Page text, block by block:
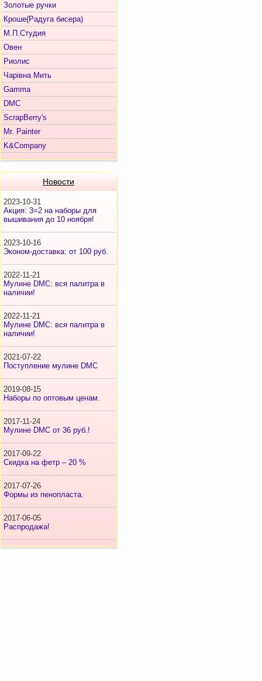
Золотые ручки
Кроше(Радуга бисера)
М.П.Студия
Овен
Риолис
Чарiвна Мить
Gamma
DMC
ScrapBerry's
Mr. Painter
K&Company
Новости
2023-10-31
Акция: 3=2 на наборы для
вышивания до 10 ноября!
2023-10-16
Эконом-доставка: от 100 руб.
2022-11-21
Мулине DMC: вся палитра в
наличии!
2022-11-21
Мулине DMC: вся палитра в
наличии!
2021-07-22
Поступление мулине DMC
2019-08-15
Наборы по оптовым ценам.
2017-11-24
Мулине DMC от 36 руб.!
2017-09-22
Скидка на фетр – 20 %
2017-07-26
Формы из пенопласта.
2017-06-05
Распродажа!